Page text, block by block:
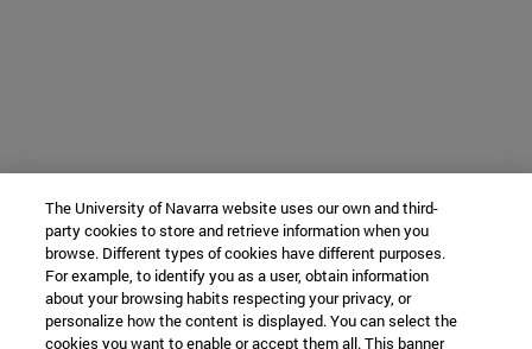
The University of Navarra website uses our own and third-
party cookies to store and retrieve information when you
browse. Different types of cookies have different purposes.
For example, to identify you as a user, obtain information
about your browsing habits respecting your privacy, or
personalize how the content is displayed. You can select the
cookies you want to enable or accept them all. This banner